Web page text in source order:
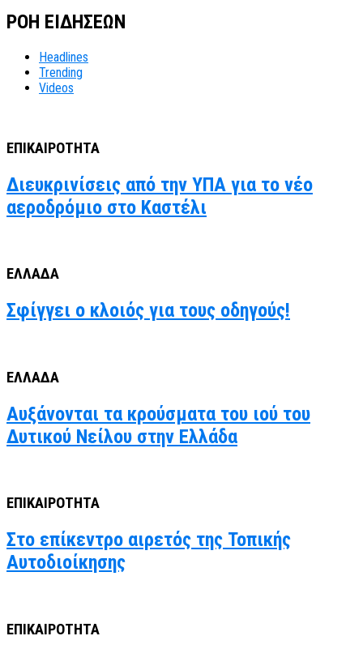
ΡΟΗ ΕΙΔΗΣΕΩΝ
Headlines
Trending
Videos
ΕΠΙΚΑΙΡΟΤΗΤΑ
Διευκρινίσεις από την ΥΠΑ για το νέο
αεροδρόμιο στο Καστέλι
ΕΛΛΑΔΑ
Σφίγγει ο κλοιός για τους οδηγούς!
ΕΛΛΑΔΑ
Αυξάνονται τα κρούσματα του ιού του
Δυτικού Νείλου στην Ελλάδα
ΕΠΙΚΑΙΡΟΤΗΤΑ
Στο επίκεντρο αιρετός της Τοπικής
Αυτοδιοίκησης
ΕΠΙΚΑΙΡΟΤΗΤΑ